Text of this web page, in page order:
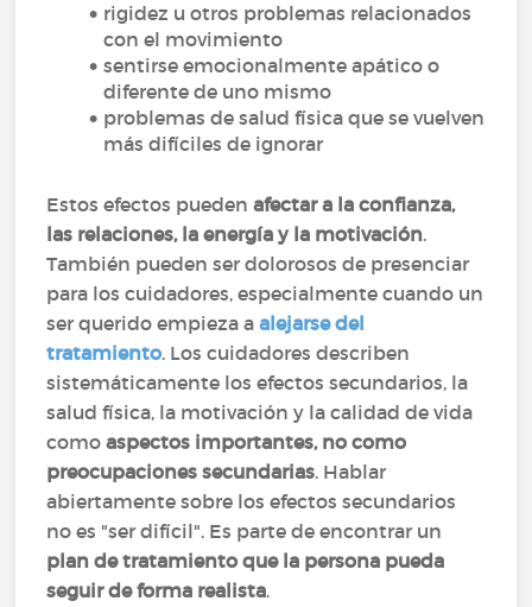
rigidez u otros problemas relacionados
con el movimiento
sentirse emocionalmente apático o
diferente de uno mismo
problemas de salud física que se vuelven
más difíciles de ignorar
Estos efectos puedenafectar a la confianza,
las relaciones, la energía y la motivación.
También pueden ser dolorosos de presenciar
para los cuidadores, especialmente cuando un
ser querido empieza aalejarse del
tratamiento. Los cuidadores describen
sistemáticamente los efectos secundarios, la
salud física, la motivación y la calidad de vida
comoaspectos importantes, no como
preocupaciones secundarias. Hablar
abiertamente sobre los efectos secundarios
no es "ser difícil". Es parte de encontrar un
plan de tratamiento que la persona pueda
seguir de forma realista.